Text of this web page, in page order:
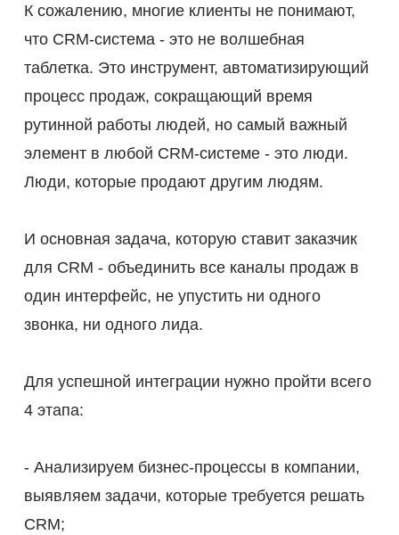
К сожалению, многие клиенты не понимают,
что CRM-система - это не волшебная
таблетка. Это инструмент, автоматизирующий
процесс продаж, сокращающий время
рутинной работы людей, но самый важный
элемент в любой CRM-системе - это люди.
Люди, которые продают другим людям.
И основная задача, которую ставит заказчик
для CRM - объединить все каналы продаж в
один интерфейс, не упустить ни одного
звонка, ни одного лида.
Для успешной интеграции нужно пройти всего
4 этапа:
- Анализируем бизнес-процессы в компании,
выявляем задачи, которые требуется решать
CRM;